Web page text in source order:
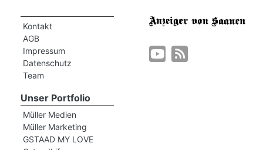
Kontakt
AGB
Impressum
Datenschutz
Team
Unser Portfolio
Müller Medien
Müller Marketing
GSTAAD MY LOVE